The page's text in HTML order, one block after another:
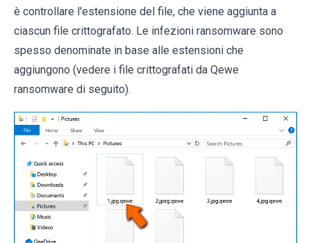
è controllare l'estensione del file, che viene aggiunta a
ciascun file crittografato. Le infezioni ransomware sono
spesso denominate in base alle estensioni che
aggiungono (vedere i file crittografati da Qewe
ransomware di seguito).